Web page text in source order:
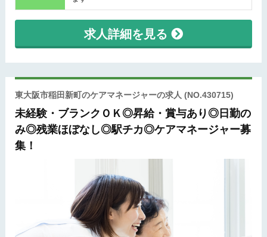
求人詳細を見る
東大阪市稲田新町のケアマネージャーの求人 (NO.430715)
未経験・ブランクＯＫ◎昇給・賞与あり◎日勤の
み◎残業ほぼなし◎駅チカ◎ケアマネージャー募
集！